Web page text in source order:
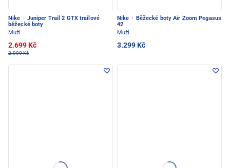
Nike · Juniper Trail 2 GTX trailové
běžecké boty
Muži
2.699 Kč
2.999 Kč
Nike · Běžecké boty Air Zoom Pegasus
42
Muži
3.299 Kč